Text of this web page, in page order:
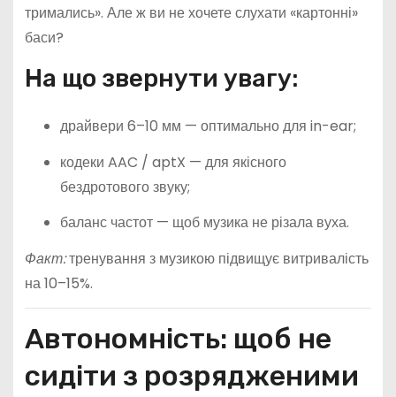
тримались». Але ж ви не хочете слухати «картонні»
баси?
На що звернути увагу:
драйвери 6–10 мм — оптимально для in-ear;
кодеки AAC / aptX — для якісного
бездротового звуку;
баланс частот — щоб музика не різала вуха.
Факт:тренування з музикою підвищує витривалість
на 10–15%.
Автономність: щоб не
сидіти з розрядженими